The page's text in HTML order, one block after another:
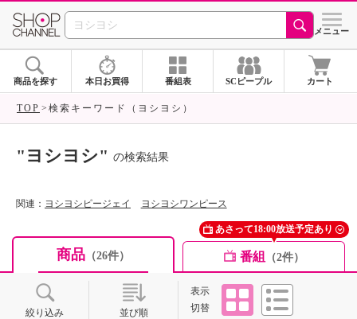
SHOP CHANNEL ショッ
メニュー
商品を探す 本日お買得 番組表 SCピープル カート
TOP 検索キーワード（ヨシヨシ）
"ヨシヨシ" の検索結果
関連： ヨシヨシピージェイ ヨシヨシワンピース
商品 （26件） 番組 （2件）
あさって18:00放送予定あり
絞り込み 並び順
表示
切替
タイル